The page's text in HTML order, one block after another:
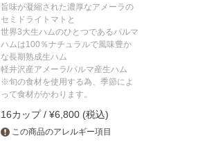
旨味が凝縮された濃厚なアメーラの
セミドライトマトと
世界3大生ハムのひとつであるパルマ
ハムは100％ナチュラルで風味豊か
な長期熟成生ハム
軽井沢産アメーラ/パルマ産生ハム
※旬の食材を使用する為、季節によ
って食材がかわります。
16カップ / ¥6,800 (税込)
この商品のアレルギー項目